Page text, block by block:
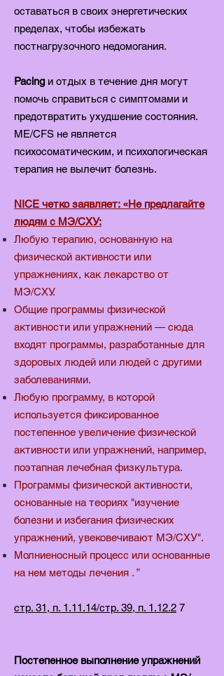
оставаться в своих энергетических
пределах, чтобы избежать
постнагрузочного недомогания.
Pacing и отдых в течение дня могут
помочь справиться с симптомами и
предотвратить ухудшение состояния.
ME/CFS не является
психосоматическим, и психологическая
терапия не вылечит болезнь.
NICE четко заявляет: «Не предлагайте
людям с MЭ/CХУ:
Любую терапию, основанную на
физической активности или
упражнениях, как лекарство от
MЭ/CХУ.
Общие программы физической
активности или упражнений — сюда
входят программы, разработанные для
здоровых людей или людей с другими
заболеваниями.
Любую программу, в которой
используется фиксированное
постепенное увеличение физической
активности или упражнений, например,
поэтапная лечебная физкультура.
Программы физической активности,
основанные на теориях "изучение
болезни и избегания физических
упражнений, увековечивают МЭ/СХУ".
Молниеносный процесс или основанные
на нем методы лечения . ”
стр. 31, п. 1.11.14/стр. 39, п. 1.12.2 7
Постепенное выполнение упражнений